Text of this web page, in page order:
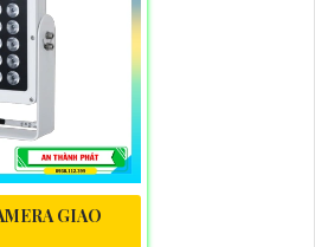
GIAO